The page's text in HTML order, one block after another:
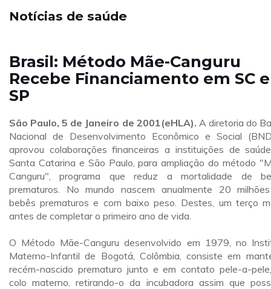
Notícias de saúde
Brasil: Método Mãe-Canguru
Recebe Financiamento em SC e
SP
São Paulo, 5 de Janeiro de 2001(eHLA). A diretoria do
Nacional de Desenvolvimento Econômico e Social
aprovou colaborações financeiras a instituições de
Santa Catarina e São Paulo, para ampliação do método
Canguru", programa que reduz a mortalidade de
prematuros. No mundo nascem anualmente 20
bebês prematuros e com baixo peso. Destes, um terço
antes de completar o primeiro ano de vida.
O Método Mãe-Canguru desenvolvido em 1979, no
Materno-Infantil de Bogotá, Colômbia, consiste em
recém-nascido prematuro junto e em contato pele-a-
colo materno, retirando-o da incubadora assim que